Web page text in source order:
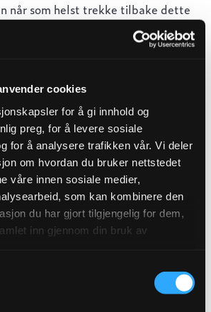
cookies
for å gi innhold og
preg, for å levere sosiale
for å analysere trafikken vår. Vi deler
om hvordan du bruker nettstedet
våre innen sosiale medier,
som kan kombinere den
du har gjort tilgjengelig for dem,
inn gjennom din bruk av
når som helst trekke tilbake dette
i?*